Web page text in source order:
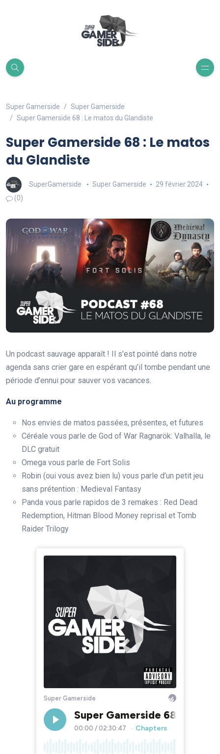
Super Gamerside
Super Gamerside
Super Gamerside 68 : Le matos du Glandiste
Super Gamerside 68 : Le matos
du Glandiste
SuperGamerside Super Gamerside
29 février 2024
(0)
Un podcast sauvage apparaît ! Il s’est pointé dans notre
agenda sans crier gare en espérant qu’il tombe pendant une
période d’ennui pour sauver vos vacances.
Au programme
Nos envies de matos passées, présentes, et futures
Céréale vous parle de God of War Ragnarök: Valhalla, le
DLC gratuit
Omega vous parle de Fort Solis
Robin (oui vous avez bien lu) vous parle d’un petit jeu
sans prétention : Medieval Fantasy
Panda vous parle rapidos de 3 remakes : Red Dead
Redemption, Hitman Blood Money reprisal et Tomb
Raider Trilogy